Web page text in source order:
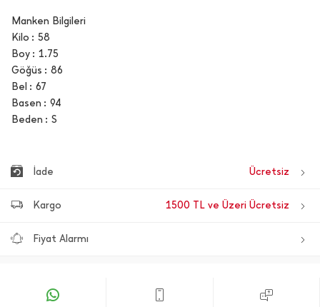
Manken Bilgileri
Kilo
58
Boy
1.75
Göğüs
86
Bel
67
Basen
94
Beden
S
İade Ücretsiz
Kargo 1500 TL ve Üzeri Ücretsiz
Fiyat Alarmı